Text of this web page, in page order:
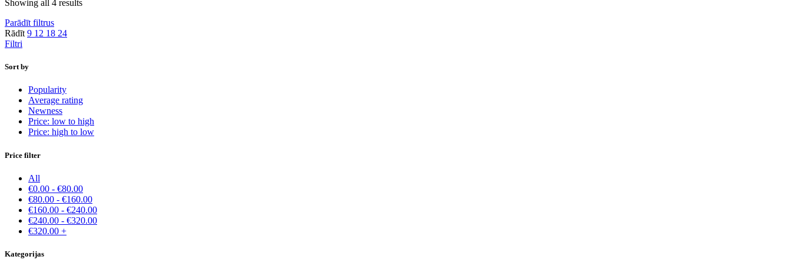
Showing all 4 results
Parādīt filtrus
Rādīt 9 12 18 24
Filtri
Sort by
Popularity
Average rating
Newness
Price: low to high
Price: high to low
Price filter
All
€0.00 - €80.00
€80.00 - €160.00
€160.00 - €240.00
€240.00 - €320.00
€320.00 +
Kategorijas